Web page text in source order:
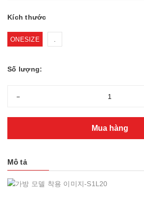
Kích thước
ONESIZE .
Số lượng:
-
Mua hàng
Mô tả